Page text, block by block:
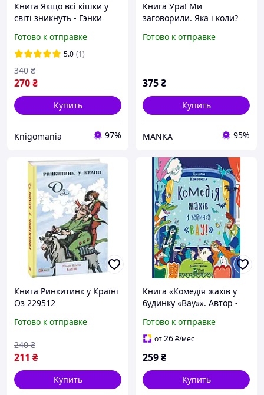
Книга Якщо всі кішки у
світі зникнуть - Гэнки
мова, Тверда обкладинка)
Готово к отправке
5.0 (1)
270₴
340 ₴
Купить
Knigomania 97%
Книга Ура! Ми
заговорили. Яка і коли?
АРТ12906У
Готово к отправке
375₴
Купить
MANKA 95%
Книга Ринкитинк у Країні
Оз 229512
Готово к отправке
211 ₴
240 ₴
Купить
Книга «Комедія жахів у
будинку «Вау»». Автор -
Готово к отправке
от26₴/мес
259₴
Купить